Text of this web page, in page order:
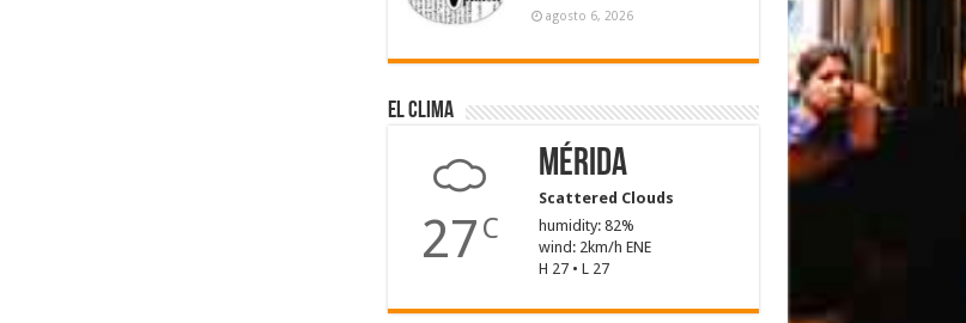
agosto 6, 2026
El Clima
27 C
Mérida
Scattered Clouds
humidity: 82%
wind: 2km/h ENE
H 27 • L 27